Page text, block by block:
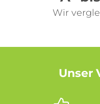
Wir
Unser